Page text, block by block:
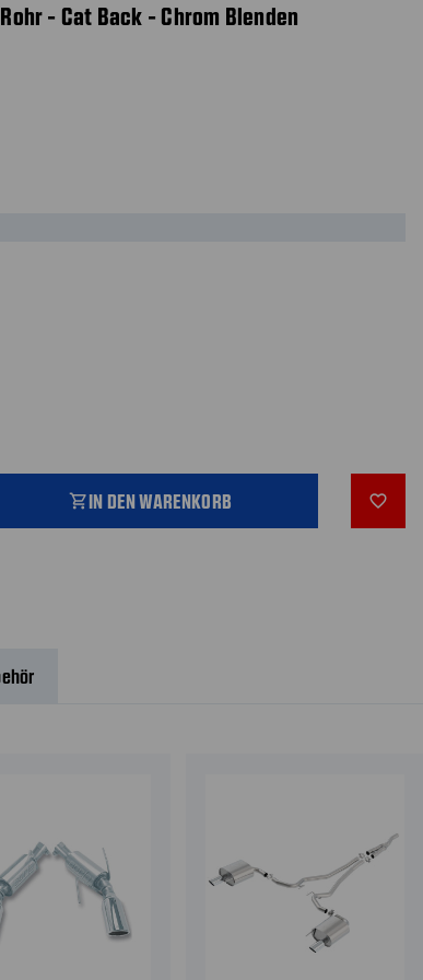
- Cat Back - Chrom Blenden
shopping_cartIN DEN WARENKORB favorite_outline